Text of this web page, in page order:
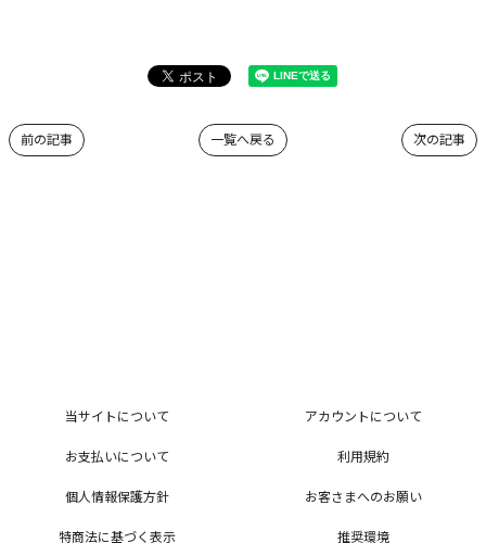
次の記事
一覧へ戻る
前の記事
当サイトについて アカウントについて
お支払いについて 利用規約
個人情報保護方針 お客さまへのお願い
特商法に基づく表示 推奨環境